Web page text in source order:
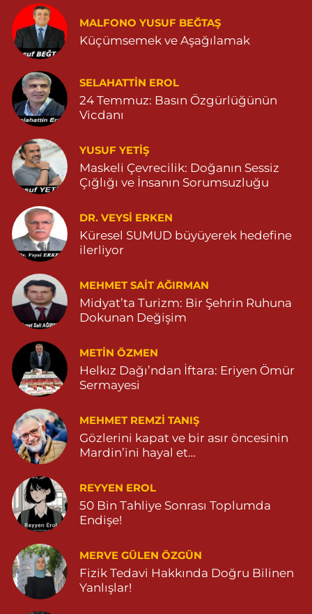
Huzur Eczanesi
GÜL MAHALLESİ VATAN CADDE NO:4A 04825912517
0 (482) 591 25 17 Yol Tarifi Al
Dara Eczanesi
NUR MAHALLESİ VALİ OZAN CADDESİ DIŞ KAPI NO:122G
DEVLET HASTANESİ KARŞISI (DİYARBAKIR YOLU CEPHESİ)
04822125304
0 (482) 212 53 04 Yol Tarifi Al
Özdemir Eczanesi
YENİ MAHALLE 3086 SOKAK NO:4 3 04825413121
0 (482) 541 31 21 Yol Tarifi Al
MALFONO YUSUF BEĞTAŞ
Küçümsemek ve Aşağılamak
SELAHATTIN EROL
24 Temmuz: Basın Özgürlüğünün
Vicdanı
YUSUF YETİŞ
Maskeli Çevrecilik: Doğanın Sessiz
Çığlığı ve İnsanın Sorumsuzluğu
DR. VEYSI ERKEN
Küresel SUMUD büyüyerek hedefine
ilerliyor
MEHMET SAIT AĞIRMAN
Midyat’ta Turizm: Bir Şehrin Ruhuna
Dokunan Değişim
METIN ÖZMEN
Helkız Dağı’ndan İftara: Eriyen Ömür
Sermayesi
MEHMET REMZI TANIŞ
Gözlerini kapat ve bir asır öncesinin
Mardin’ini hayal et…
REYYEN EROL
50 Bin Tahliye Sonrası Toplumda
Endişe!
MERVE GÜLEN ÖZGÜN
Fizik Tedavi Hakkında Doğru Bilinen
Yanlışlar!